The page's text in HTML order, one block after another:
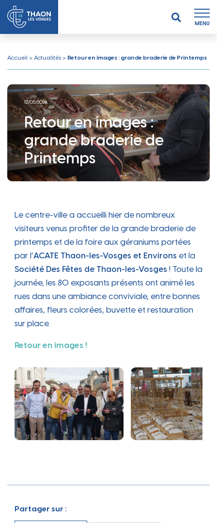
MENU
Accueil > Actualités > Retour en images : grande braderie de Printemps
12/05/2026
Retour en images :
grande braderie de
Printemps
Le centre-ville a accueilli hier de nombreux
visiteurs venus profiter de la grande braderie de
printemps et de la foire aux géraniums portées
par l’ACATE Thaon-les-Vosges et Environs et la
Société Des Fêtes de Thaon-les-Vosges ! Toute la
journée, les 80 exposants présents ont animé les
rues dans une ambiance conviviale, entre bonnes
affaires, fleurs colorées, buvette et restauration
sur place.
Retour en images !
Partager sur :